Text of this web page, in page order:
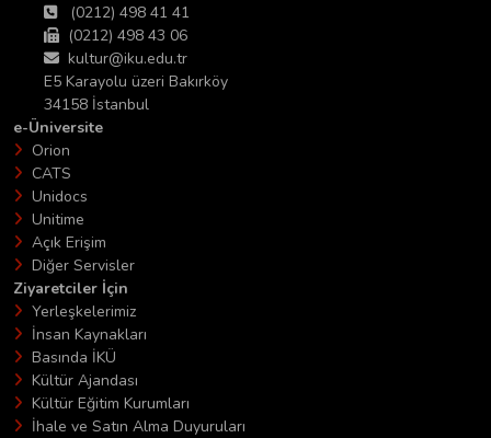
(0212) 498 41 41
(0212) 498 43 06
kultur@iku.edu.tr
E5 Karayolu üzeri Bakırköy
34158 İstanbul
e-Üniversite
Orion
CATS
Unidocs
Unitime
Açık Erişim
Diğer Servisler
Ziyaretciler İçin
Yerleşkelerimiz
İnsan Kaynakları
Basında İKÜ
Kültür Ajandası
Kültür Eğitim Kurumları
İhale ve Satın Alma Duyuruları